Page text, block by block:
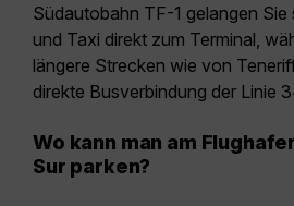
Südautobahn TF-1 gelangen Sie
und Taxi direkt zum Terminal,
längere Strecken wie von
direkte Busverbindung der Linie
Wo kann man am
Sur parken?